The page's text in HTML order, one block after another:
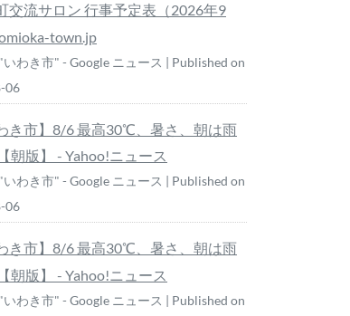
交流サロン 行事予定表（2026年9
town.jp
わき市" - Google ニュース
Published on
06
き市】8/6 最高30℃、暑さ、朝は雨
朝版】 - Yahoo!ニュース
わき市" - Google ニュース
Published on
06
き市】8/6 最高30℃、暑さ、朝は雨
朝版】 - Yahoo!ニュース
わき市" - Google ニュース
Published on